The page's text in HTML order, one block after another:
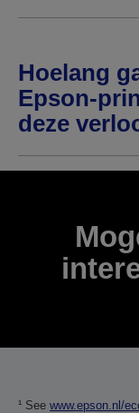
Hoelang
Epson-
deze
¹ See www.epson.nl/